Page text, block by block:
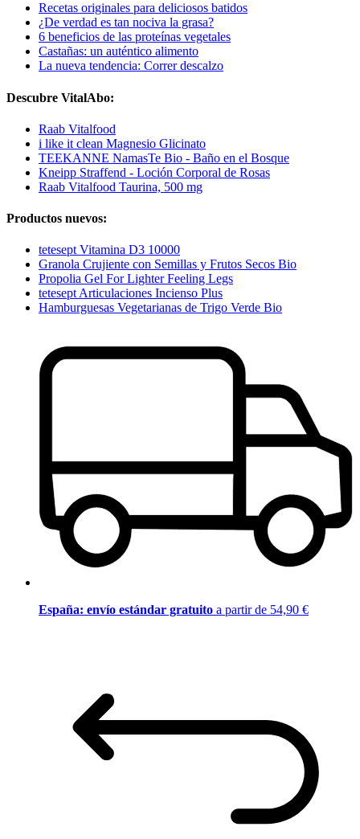
Recetas originales para deliciosos batidos
¿De verdad es tan nociva la grasa?
6 beneficios de las proteínas vegetales
Castañas: un auténtico alimento
La nueva tendencia: Correr descalzo
Descubre VitalAbo:
Raab Vitalfood
i like it clean Magnesio Glicinato
TEEKANNE NamasTe Bio - Baño en el Bosque
Kneipp Straffend - Loción Corporal de Rosas
Raab Vitalfood Taurina, 500 mg
Productos nuevos:
tetesept Vitamina D3 10000
Granola Crujiente con Semillas y Frutos Secos Bio
Propolia Gel For Lighter Feeling Legs
tetesept Articulaciones Incienso Plus
Hamburguesas Vegetarianas de Trigo Verde Bio
España: envío estándar gratuito a partir de 54,90 €